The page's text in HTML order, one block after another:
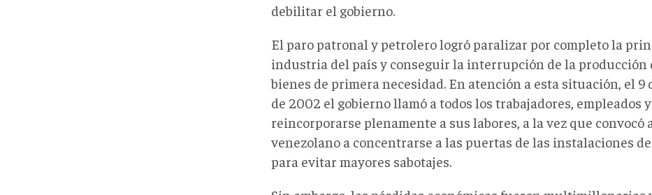
debilitar el gobierno.
El paro patronal y petrolero logró paralizar por completo la
industria del país y conseguir la interrupción de la producción
bienes de primera necesidad. En atención a esta situación, el 9
de 2002 el gobierno llamó a todos los trabajadores, empleados
reincorporarse plenamente a sus labores, a la vez que convocó
venezolano a concentrarse a las puertas de las instalaciones
para evitar mayores sabotajes.